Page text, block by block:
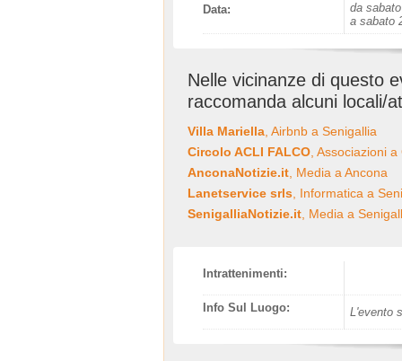
Data:
da
a sabato
Nelle vicinanze di questo
raccomanda alcuni locali/
Villa Mariella , Airbnb a Senigallia
Circolo ACLI FALCO , Associazioni
AnconaNotizie.it , Media a Ancona
Lanetservice srls , Informatica a
SenigalliaNotizie.it , Media a
Intrattenimenti:
Info Sul Luogo: L'evento